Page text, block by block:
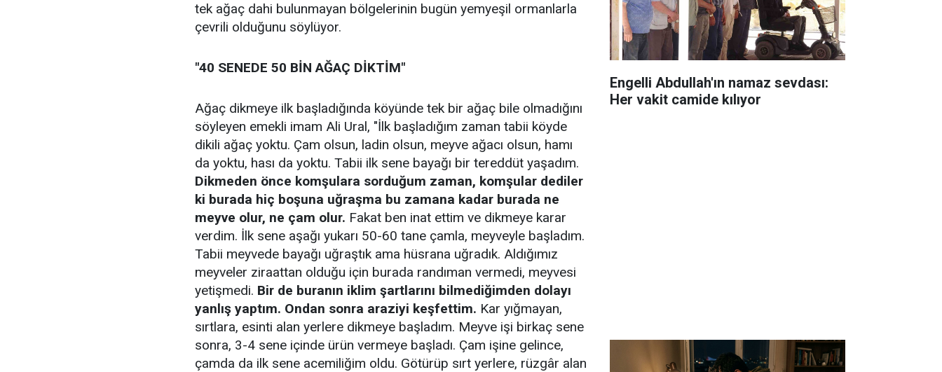
tek ağaç dahi bulunmayan bölgelerinin bugün yemyeşil ormanlarla
çevrili olduğunu söylüyor.
"40 SENEDE 50 BİN AĞAÇ DİKTİM"
Ağaç dikmeye ilk başladığında köyünde tek bir ağaç bile olmadığını
söyleyen emekli imam Ali Ural, "İlk başladığım zaman tabii köyde
dikili ağaç yoktu. Çam olsun, ladin olsun, meyve ağacı olsun, hamı
da yoktu, hası da yoktu. Tabii ilk sene bayağı bir tereddüt yaşadım.
Dikmeden önce komşulara sorduğum zaman, komşular dediler
ki burada hiç boşuna uğraşma bu zamana kadar burada ne
meyve olur, ne çam olur. Fakat ben inat ettim ve dikmeye karar
verdim. İlk sene aşağı yukarı 50-60 tane çamla, meyveyle başladım.
Tabii meyvede bayağı uğraştık ama hüsrana uğradık. Aldığımız
meyveler ziraattan olduğu için burada randıman vermedi, meyvesi
yetişmedi. Bir de buranın iklim şartlarını bilmediğimden dolayı
yanlış yaptım. Ondan sonra araziyi keşfettim. Kar yığmayan,
sırtlara, esinti alan yerlere dikmeye başladım. Meyve işi birkaç sene
sonra, 3-4 sene içinde ürün vermeye başladı. Çam işine gelince,
çamda da ilk sene acemiliğim oldu. Götürüp sırt yerlere, rüzgâr alan
Engelli Abdullah'ın namaz sevdası:
Her vakit camide kılıyor